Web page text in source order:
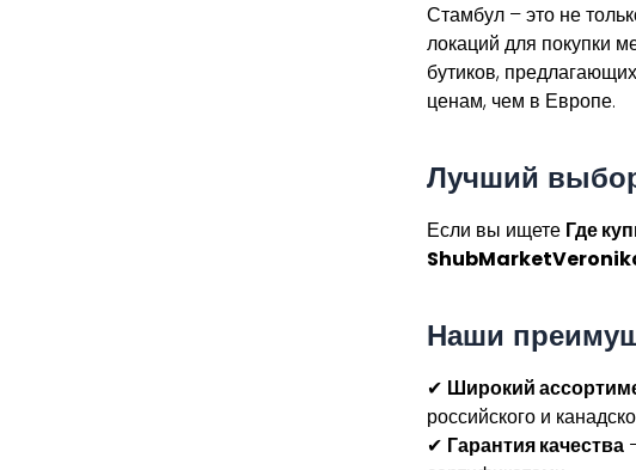
Стамбул – это не
локаций для покупки
бутиков,
ценам, чем в Европе.
Лучший
Если вы ищете Где
Наши
✔ Широкий
российского и
✔ Гарантия качества